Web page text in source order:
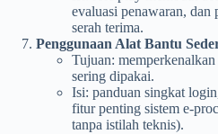
evaluasi penawaran, dan
serah terima.
Penggunaan Alat Bantu
Tujuan:
sering dipakai.
Isi: panduan singkat
fitur penting sistem e-
tanpa istilah teknis).